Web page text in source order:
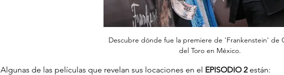
Descubre dónde fue la premiere de 'Frankenstein' de
del Toro en México.
Algunas de las películas que revelan sus locaciones en el EPISODIO 2 están: